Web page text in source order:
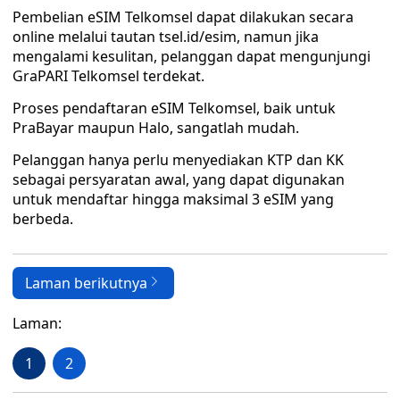
Pembelian eSIM Telkomsel dapat dilakukan secara
online melalui tautan tsel.id/esim, namun jika
mengalami kesulitan, pelanggan dapat mengunjungi
GraPARI Telkomsel terdekat.
Proses pendaftaran eSIM Telkomsel, baik untuk
PraBayar maupun Halo, sangatlah mudah.
Pelanggan hanya perlu menyediakan KTP dan KK
sebagai persyaratan awal, yang dapat digunakan
untuk mendaftar hingga maksimal 3 eSIM yang
berbeda.
Laman berikutnya
Laman:
1 2